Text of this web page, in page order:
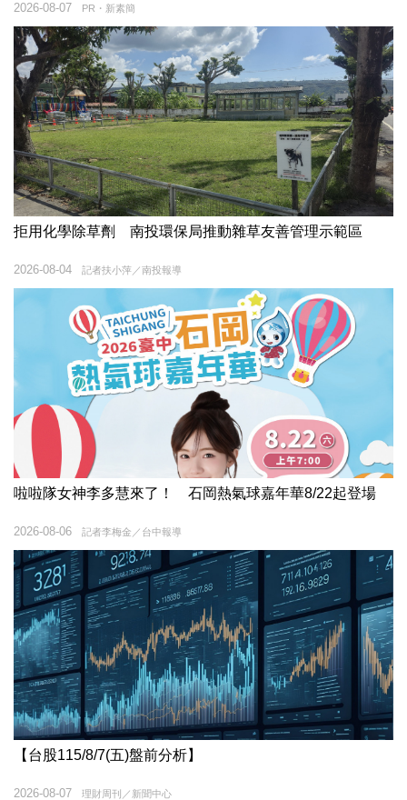
PR・新素簡
2026-08-07
拒用化學除草劑 南投環保局推動雜草友善管理示範區
記者扶小萍／南投報導
2026-08-04
啦啦隊女神李多慧來了！ 石岡熱氣球嘉年華8/22起登場
記者李梅金／台中報導
2026-08-06
【台股115/8/7(五)盤前分析】
理財周刊／新聞中心
2026-08-07